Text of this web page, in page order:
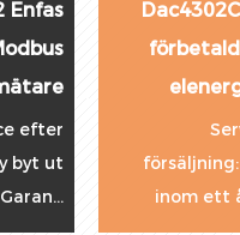
PAC5010 AC Panel
RS485 Modbus
Digital
Elenergimätare
Effektmätare
Service efter